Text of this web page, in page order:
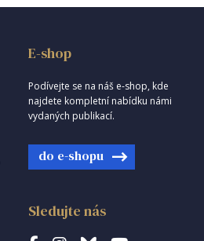
E-shop
Podívejte se na náš e-shop, kde
najdete kompletní nabídku námi
vydaných publikací.
do e-shopu
Sledujte nás